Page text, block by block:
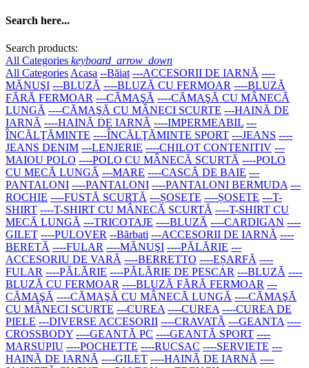
Search here...
Search products:
All Categories keyboard_arrow_down
All Categories Acasa --Băiat ---ACCESORII DE IARNĂ ----
MĂNUŞI ---BLUZĂ ----BLUZĂ CU FERMOAR ----BLUZĂ
FĂRĂ FERMOAR ---CĂMAŞĂ ----CĂMAŞĂ CU MÂNECĂ
LUNGĂ ----CĂMAŞĂ CU MÂNECI SCURTE ---HAINĂ DE
IARNĂ ----HAINĂ DE IARNĂ ----IMPERMEABIL ---
ÎNCĂLŢĂMINTE ----ÎNCĂLŢĂMINTE SPORT ---JEANS ----
JEANS DENIM ---LENJERIE ----CHILOT CONTENITIV ---
MAIOU POLO ----POLO CU MÂNECĂ SCURTĂ ----POLO
CU MECĂ LUNGĂ ---MARE ----CASCĂ DE BAIE ---
PANTALONI ----PANTALONI ----PANTALONI BERMUDA ---
ROCHIE ----FUSTĂ SCURTĂ ---ȘOSETE ----ȘOSETE ---T-
SHIRT ----T-SHIRT CU MÂNECĂ SCURTĂ ----T-SHIRT CU
MECĂ LUNGĂ ---TRICOTAJE ----BLUZĂ ----CARDIGAN ----
GILET ----PULOVER --Bărbati ---ACCESORII DE IARNĂ ----
BERETĂ ----FULAR ----MĂNUŞI ----PĂLĂRIE ---
ACCESORIU DE VARĂ ----BERRETTO ----EȘARFĂ ----
FULAR ----PĂLĂRIE ----PĂLĂRIE DE PESCAR ---BLUZĂ ----
BLUZĂ CU FERMOAR ----BLUZĂ FĂRĂ FERMOAR ---
CĂMAŞĂ ----CĂMAŞĂ CU MÂNECĂ LUNGĂ ----CĂMAŞĂ
CU MÂNECI SCURTE ---CUREA ----CUREA ----CUREA DE
PIELE ---DIVERSE ACCESORII ----CRAVATĂ ---GEANTA ----
CROSSBODY ----GEANTĂ PC ----GEANTĂ SPORT ----
MARSUPIU ----POCHETTE ----RUCSAC ----SERVIETE ---
HAINĂ DE IARNĂ ----GILET ----HAINĂ DE IARNĂ ----